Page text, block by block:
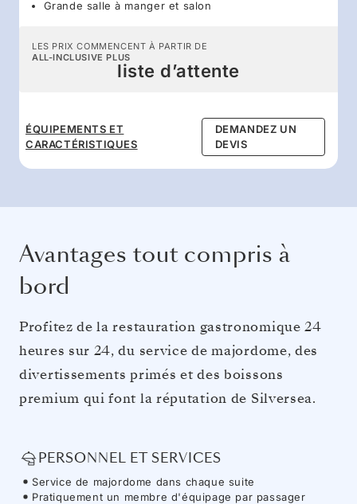
Grande salle à manger et salon
LES PRIX COMMENCENT À PARTIR DE
ALL-INCLUSIVE PLUS
liste d’attente
ÉQUIPEMENTS ET
CARACTÉRISTIQUES
DEMANDEZ UN
DEVIS
Avantages tout compris à
bord
Profitez de la restauration gastronomique 24
heures sur 24, du service de majordome, des
divertissements primés et des boissons
premium qui font la réputation de Silversea.
PERSONNEL ET SERVICES
Service de majordome dans chaque suite
Pratiquement un membre d'équipage par passager